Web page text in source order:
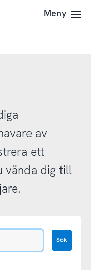
Meny
av
ett
vända dig till
Sök